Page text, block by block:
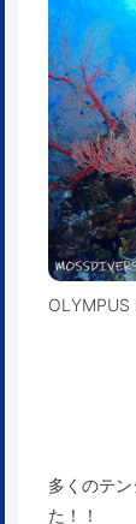
OLYMPUS
多くのテ
た！！